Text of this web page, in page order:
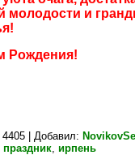
молодости и
Рождения!
4405 | Добавил:
праздник ирпень